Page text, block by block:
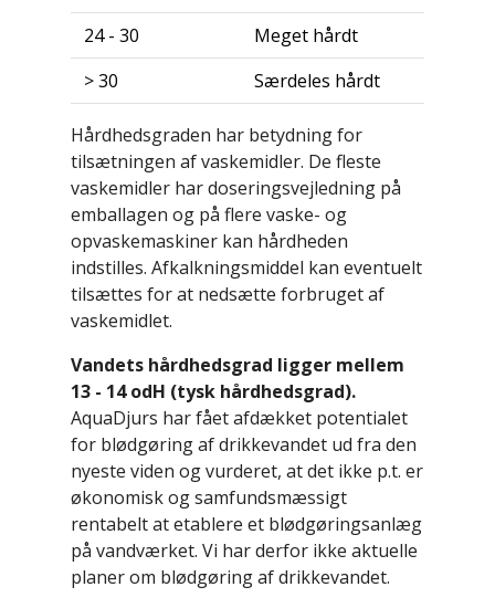
24 - 30
Meget hårdt
> 30
Særdeles hårdt
Hårdhedsgraden har betydning for
tilsætningen af vaskemidler. De fleste
vaskemidler har doseringsvejledning på
emballagen og på flere vaske- og
opvaskemaskiner kan hårdheden
indstilles. Afkalkningsmiddel kan eventuelt
tilsættes for at nedsætte forbruget af
vaskemidlet.
Vandets hårdhedsgrad ligger mellem
13 - 14 odH (tysk hårdhedsgrad).
AquaDjurs har fået afdækket potentialet
for blødgøring af drikkevandet ud fra den
nyeste viden og vurderet, at det ikke p.t. er
økonomisk og samfundsmæssigt
rentabelt at etablere et blødgøringsanlæg
på vandværket. Vi har derfor ikke aktuelle
planer om blødgøring af drikkevandet.